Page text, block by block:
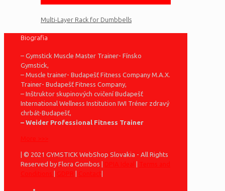
Multi-Layer Rack for Dumbbells
Biografia
– Gymstick Muscle Master Trainer- Fínsko
Gymstick,
– Muscle trainer- Budapešť Fitness Company M.A.X.
Trainer- Budapešť Fitness Company,
– Inštruktor skupinových cvičení Budapešť
International Wellness Institution IWI Tréner zdravý
chrbát-Budapešť,
– Weider Professional Fitness Trainer
| © 2021 GYMSTICK WebShop Slovakia - All Rights
Reserved by Flora Gombos |